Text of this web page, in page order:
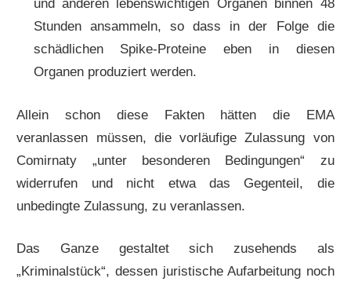
und anderen lebenswichtigen Organen binnen 48
Stunden ansammeln, so dass in der Folge die
schädlichen Spike-Proteine eben in diesen
Organen produziert werden.
Allein schon diese Fakten hätten die EMA
veranlassen müssen, die vorläufige Zulassung von
Comirnaty „unter besonderen Bedingungen“ zu
widerrufen und nicht etwa das Gegenteil, die
unbedingte Zulassung, zu veranlassen.
Das Ganze gestaltet sich zusehends als
„Kriminalstück“, dessen juristische Aufarbeitung noch